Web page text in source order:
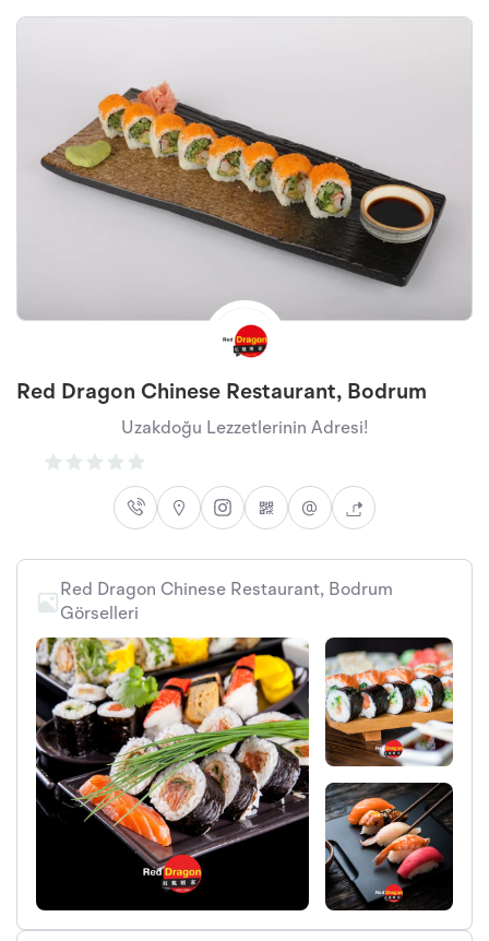
Red Dragon Chinese Restaurant, Bodrum
Uzakdoğu Lezzetlerinin Adresi!
Red Dragon Chinese Restaurant, Bodrum
Görselleri